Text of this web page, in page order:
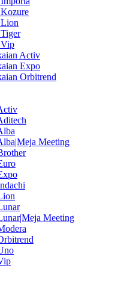
Activ
Expo
Orbitrend
Meeting
Meeting